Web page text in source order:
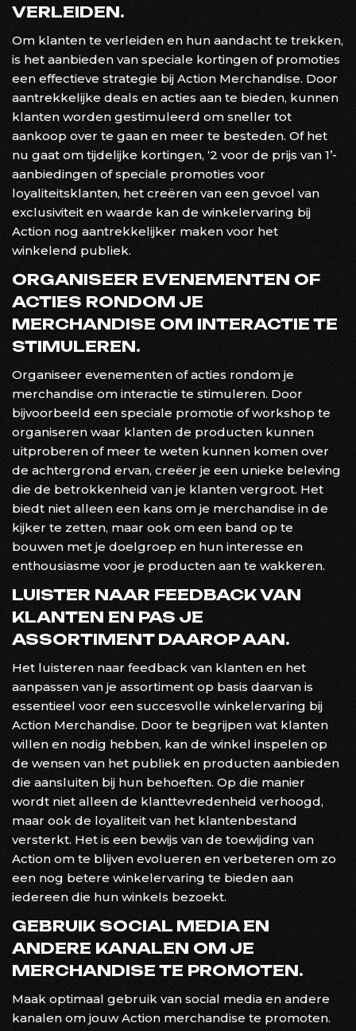
VERLEIDEN.
Om klanten te verleiden en hun aandacht te trekken,
is het aanbieden van speciale kortingen of promoties
een effectieve strategie bij Action Merchandise. Door
aantrekkelijke deals en acties aan te bieden, kunnen
klanten worden gestimuleerd om sneller tot
aankoop over te gaan en meer te besteden. Of het
nu gaat om tijdelijke kortingen, ‘2 voor de prijs van 1’-
aanbiedingen of speciale promoties voor
loyaliteitsklanten, het creëren van een gevoel van
exclusiviteit en waarde kan de winkelervaring bij
Action nog aantrekkelijker maken voor het
winkelend publiek.
ORGANISEER EVENEMENTEN OF
ACTIES RONDOM JE
MERCHANDISE OM INTERACTIE TE
STIMULEREN.
Organiseer evenementen of acties rondom je
merchandise om interactie te stimuleren. Door
bijvoorbeeld een speciale promotie of workshop te
organiseren waar klanten de producten kunnen
uitproberen of meer te weten kunnen komen over
de achtergrond ervan, creëer je een unieke beleving
die de betrokkenheid van je klanten vergroot. Het
biedt niet alleen een kans om je merchandise in de
kijker te zetten, maar ook om een band op te
bouwen met je doelgroep en hun interesse en
enthousiasme voor je producten aan te wakkeren.
LUISTER NAAR FEEDBACK VAN
KLANTEN EN PAS JE
ASSORTIMENT DAAROP AAN.
Het luisteren naar feedback van klanten en het
aanpassen van je assortiment op basis daarvan is
essentieel voor een succesvolle winkelervaring bij
Action Merchandise. Door te begrijpen wat klanten
willen en nodig hebben, kan de winkel inspelen op
de wensen van het publiek en producten aanbieden
die aansluiten bij hun behoeften. Op die manier
wordt niet alleen de klanttevredenheid verhoogd,
maar ook de loyaliteit van het klantenbestand
versterkt. Het is een bewijs van de toewijding van
Action om te blijven evolueren en verbeteren om zo
een nog betere winkelervaring te bieden aan
iedereen die hun winkels bezoekt.
GEBRUIK SOCIAL MEDIA EN
ANDERE KANALEN OM JE
MERCHANDISE TE PROMOTEN.
Maak optimaal gebruik van social media en andere
kanalen om jouw Action merchandise te promoten.